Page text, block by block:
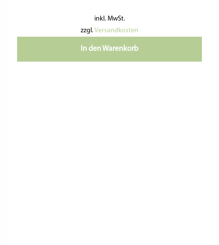
inkl. MwSt.
zzgl.Versandkosten
In den Warenkorb